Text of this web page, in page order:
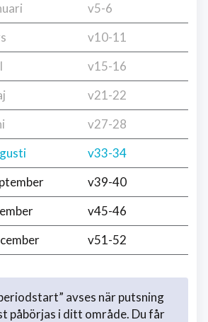
v5-6
v10-11
v15-16
v21-22
v27-28
v33-34
v39-40
v45-46
v51-52
avses när putsning
påbörjas i ditt område. Du får